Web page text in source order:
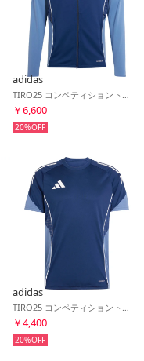
adidas
￥6,600
20%
adidas
￥4,400
20%